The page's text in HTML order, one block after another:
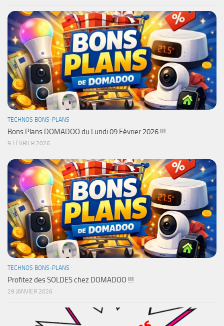
TECHNOS BONS-PLANS
Bons Plans DOMADOO du Lundi 09 Février 2026 !!!
9 FÉVRIER 2026
TECHNOS BONS-PLANS
Profitez des SOLDES chez DOMADOO !!!
29 JANVIER 2026